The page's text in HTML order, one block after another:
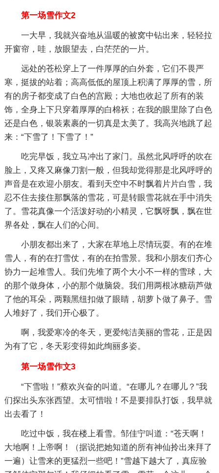
第一场雪作文2
一大早，我就兴奋地从温暖的被窝中钻出来，轻轻拉
开窗帘，哇，放眼望去，白茫茫的一片。
远处的苍松穿上了一件厚厚的白外套，它们不畏严
寒，挺拔的站着；高高低低的屋顶上积满了厚厚的雪，所
有的房子都变成了白色的宫殿；大地也收起了所有的装
饰，全身上下只穿着厚厚的白棉袄；在我的眼里除了白色
还是白色，银装素裹的一切真是太美了。我高兴地跳了起
来：“下雪了！下雪了！”
吃完早饭，我立马冲出了家门。虽然北风呼呼的吹在
脸上，又疼又麻像刀割一般，但我却觉得那是北风呼呼的
声音是在欢迎小朋友。看到天空中不时飘着片片白雪，我
忍不住去接住那飘落的雪花，可是转眼雪花就在手中消失
了。雪花真像一个活泼好动的小精灵，它飘呀飘，飘在世
界各处，飘在人们的心间。
小朋友都出来了，大家在草地上尽情玩耍。有的在堆
雪人，有的在打雪仗，有的在拍雪景。我和小朋友们齐心
协力一起堆雪人。我们先堆了两个大小不一样的雪球，大
的那个做身体，小的那个做脑袋。我们用两根冰糖葫芦做
了他的耳朵，两颗黑纽扣做了眼睛，胡萝卜做了鼻子。雪
人堆好了，我们开心极了。
啊，我爱寒冷的冬天，更爱纯洁美丽的雪花，正是因
为有了它，冬天彩变得如此绚丽多姿。
第一场雪作文3
“下雪啦！”蔡欢兴奋的叫道。“在哪儿？在哪儿？”我
们探出头东张西望。太可惜啦！不是要排队打饭，我早就
出去看了！
吃过中饭，我在楼上看雪。邹佳宁叫道：“苍天啊！
大地啊！上帝啊！（据说把她知道的所有神仙拎出来拜了
一遍）让雪来的更猛烈一些吧！”雪越下越大了，真应验